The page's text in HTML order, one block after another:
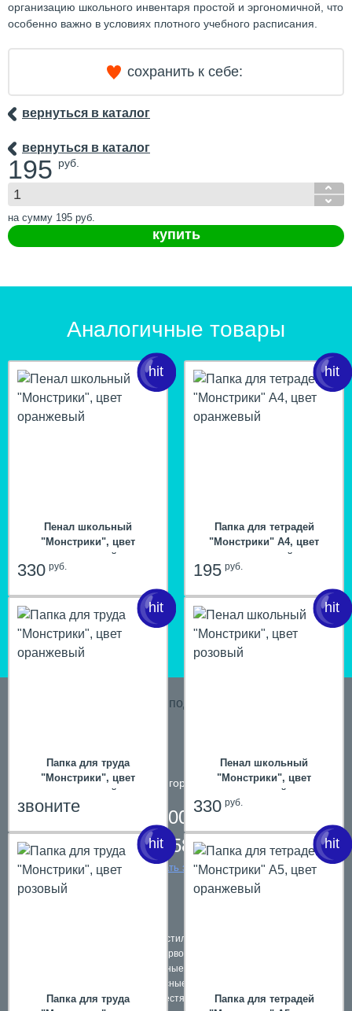
организацию школьного инвентаря простой и эргономичной, что
особенно важно в условиях плотного учебного расписания.
сохранить к себе:
вернуться в каталог
вернуться в каталог
195 руб.
на сумму 195 руб.
купить
Аналогичные товары
Пенал школьный
"Монстрики", цвет
оранжевый
330руб.
Папка для тетрадей
"Монстрики" А4, цвет
оранжевый
195руб.
Папка для труда
"Монстрики", цвет
оранжевый
звоните
Пенал школьный
"Монстрики", цвет
розовый
330руб.
Папка для труда
Папка для тетрадей
телефон в городе Пермь
8 800 200 61 59,
8 342 258 39 59
заказать звонок
Подарки в текстильной упаковке
Наборы первоклассников
Школьные ранцы
Комплексные подарки
Подарки в жестяной упаковке